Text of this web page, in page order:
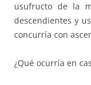
usufructo de la
descendientes y
concurría con
¿Qué ocurría en